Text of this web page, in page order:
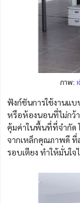
ภาพ:
ฟังก์ชันการใช้งานแบ
หรือห้องนอนที่ไม่กว้
คุ้มค่าในพื้นที่ที่จำกัด
จากเหล็กคุณภาพดี ที่
รอบเตียง ทำให้มั่นใ